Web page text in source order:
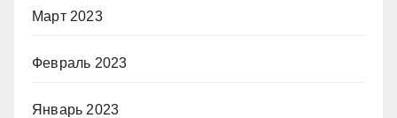
Март 2023
Февраль 2023
Январь 2023